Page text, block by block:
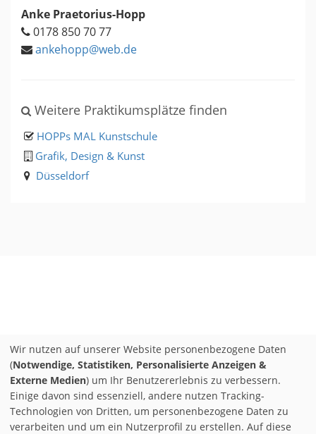
Anke Praetorius-Hopp
0178 850 70 77
ankehopp@web.de
Weitere Praktikumsplätze finden
HOPPs MAL Kunstschule
Grafik, Design & Kunst
Düsseldorf
Wir nutzen auf unserer Website personenbezogene Daten
(Notwendige, Statistiken, Personalisierte Anzeigen &
Externe Medien) um Ihr Benutzererlebnis zu verbessern.
Einige davon sind essenziell, andere nutzen Tracking-
Technologien von Dritten, um personenbezogene Daten zu
verarbeiten und um ein Nutzerprofil zu erstellen. Auf diese